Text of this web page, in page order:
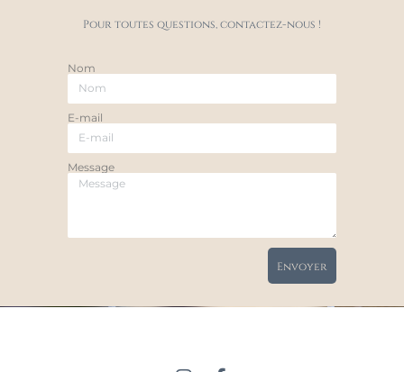
Pour toutes questions, contactez-nous !​
Nom
E-mail
Message
Envoyer